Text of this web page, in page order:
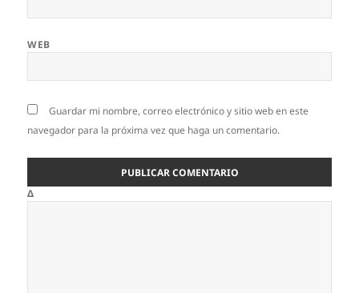
WEB
Guardar mi nombre, correo electrónico y sitio web en este
navegador para la próxima vez que haga un comentario.
Δ